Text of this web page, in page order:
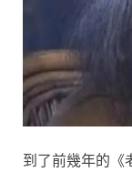
到了前幾年的《